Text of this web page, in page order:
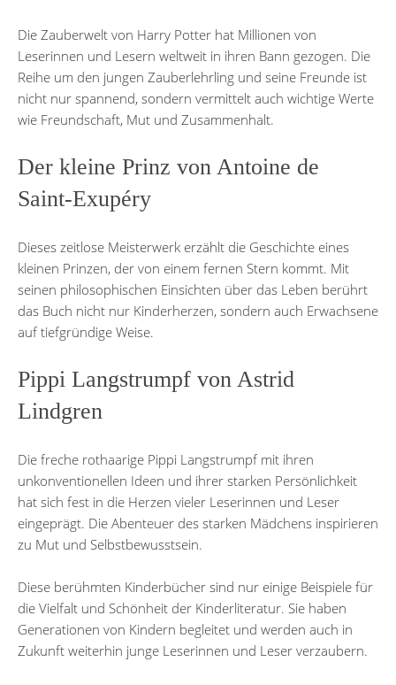
Die Zauberwelt von Harry Potter hat Millionen von
Leserinnen und Lesern weltweit in ihren Bann gezogen. Die
Reihe um den jungen Zauberlehrling und seine Freunde ist
nicht nur spannend, sondern vermittelt auch wichtige Werte
wie Freundschaft, Mut und Zusammenhalt.
Der kleine Prinz von Antoine de
Saint-Exupéry
Dieses zeitlose Meisterwerk erzählt die Geschichte eines
kleinen Prinzen, der von einem fernen Stern kommt. Mit
seinen philosophischen Einsichten über das Leben berührt
das Buch nicht nur Kinderherzen, sondern auch Erwachsene
auf tiefgründige Weise.
Pippi Langstrumpf von Astrid
Lindgren
Die freche rothaarige Pippi Langstrumpf mit ihren
unkonventionellen Ideen und ihrer starken Persönlichkeit
hat sich fest in die Herzen vieler Leserinnen und Leser
eingeprägt. Die Abenteuer des starken Mädchens inspirieren
zu Mut und Selbstbewusstsein.
Diese berühmten Kinderbücher sind nur einige Beispiele für
die Vielfalt und Schönheit der Kinderliteratur. Sie haben
Generationen von Kindern begleitet und werden auch in
Zukunft weiterhin junge Leserinnen und Leser verzaubern.